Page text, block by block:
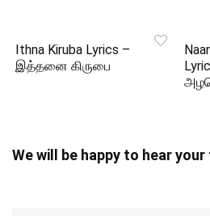
Ithna Kiruba Lyrics –
இத்தனை கிருபை
We will be happy to hear